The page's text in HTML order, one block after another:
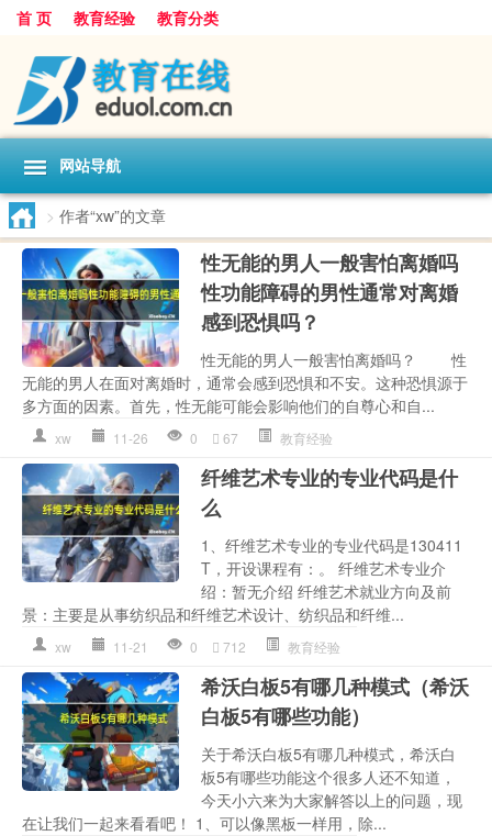
首 页 教育经验 教育分类
网站导航
> 作者“xw”的文章
性无能的男人一般害怕离婚吗
性功能障碍的男性通常对离婚
感到恐惧吗？
性无能的男人一般害怕离婚吗？ 性
无能的男人在面对离婚时，通常会感到恐惧和不安。这种恐惧源于
多方面的因素。首先，性无能可能会影响他们的自尊心和自...
xw 11-26 0 67 教育经验
纤维艺术专业的专业代码是什
么
1、纤维艺术专业的专业代码是130411
T，开设课程有：。 纤维艺术专业介
绍：暂无介绍 纤维艺术就业方向及前
景：主要是从事纺织品和纤维艺术设计、纺织品和纤维...
xw 11-21 0 712 教育经验
希沃白板5有哪几种模式（希沃
白板5有哪些功能）
关于希沃白板5有哪几种模式，希沃白
板5有哪些功能这个很多人还不知道，
今天小六来为大家解答以上的问题，现
在让我们一起来看看吧！ 1、可以像黑板一样用，除...